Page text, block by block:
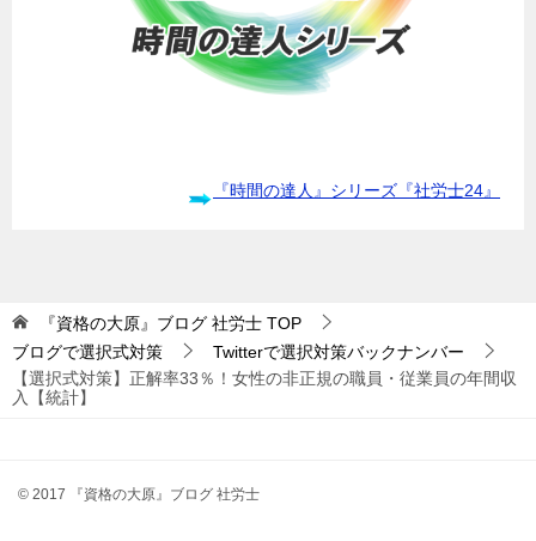
『時間の達人』シリーズ『社労士24』
『資格の大原』ブログ 社労士 TOP
ブログで選択式対策
Twitterで選択対策バックナンバー
【選択式対策】正解率33％！女性の非正規の職員・従業員の年間収
入【統計】
© 2017 『資格の大原』ブログ 社労士